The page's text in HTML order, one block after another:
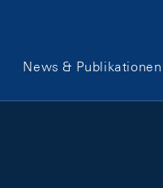
News & Publikationen